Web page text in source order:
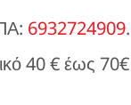
6932724909.
40 € έως 70€